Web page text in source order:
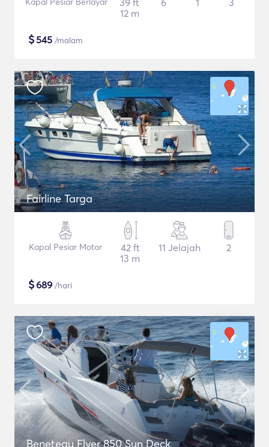
39 ft
12 m
6 1 3
$545 /malam
Fairline Targa
Kapal Pesiar Motor
42 ft
13 m
11 Jelajah 2
$689 /hari
Beneteau Flyer 850 Sun Deck